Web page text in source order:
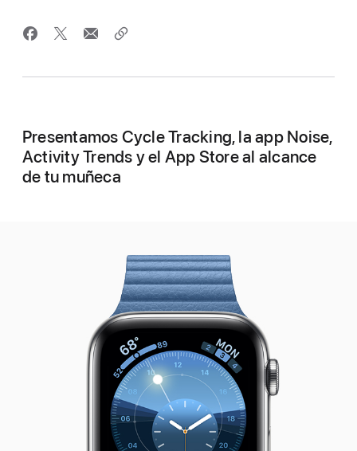
Presentamos Cycle Tracking, la app Noise,
Activity Trends y el App Store al alcance
de tu muñeca